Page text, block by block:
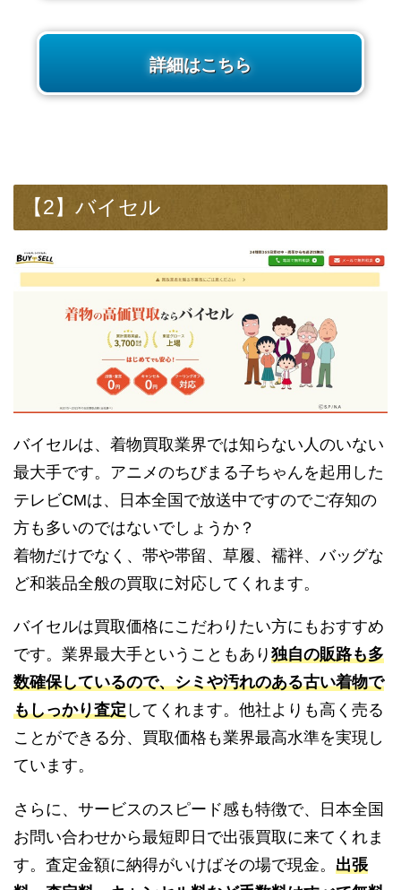
詳細はこちら
【2】バイセル
バイセルは、着物買取業界では知らない人のいない
最大手です。アニメのちびまる子ちゃんを起用した
テレビCMは、日本全国で放送中ですのでご存知の
方も多いのではないでしょうか？
着物だけでなく、帯や帯留、草履、襦袢、バッグな
ど和装品全般の買取に対応してくれます。
バイセルは買取価格にこだわりたい方にもおすすめ
です。業界最大手ということもあり 独自の販路も多
数確保しているので、シミや汚れのある古い着物で
もしっかり査定 してくれます。他社よりも高く売る
ことができる分、買取価格も業界最高水準を実現し
ています。
さらに、サービスのスピード感も特徴で、日本全国
お問い合わせから最短即日で出張買取に来てくれま
す。査定金額に納得がいけばその場で現金。 出張